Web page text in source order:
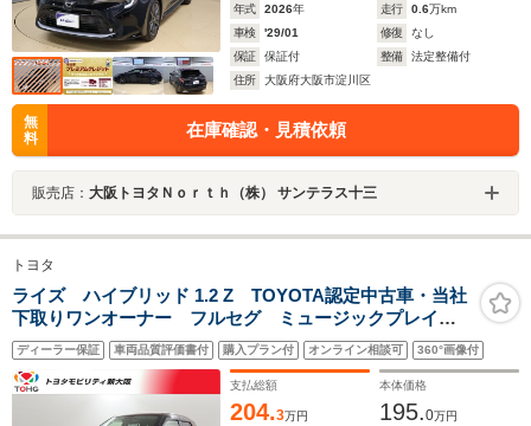
年式 2026年 走行 0.6万km
車検
'29/01 修復
なし
保証
保証付 整備
法定整備付
住所
大阪府大阪市淀川区
無
料
在庫確認・見積依頼
販売店： 大阪トヨタＮｏｒｔｈ（株） サンテラス十三
トヨタ
ライズ ハイブリッド 1.2 Z TOYOTA認定中古車・当社
下取りワンオーナー フルセグ ミュージックプレイヤ
ー接続可 バックカメラ 衝突被害軽減システム
ETC ドラレコ LEDヘッドランプ ワンオーナー
ディーラー保証 車両品質評価書付 購入プラン付 オンライン相談可 360°画像付
支払総額
204.3万円
本体価格
195.0万円